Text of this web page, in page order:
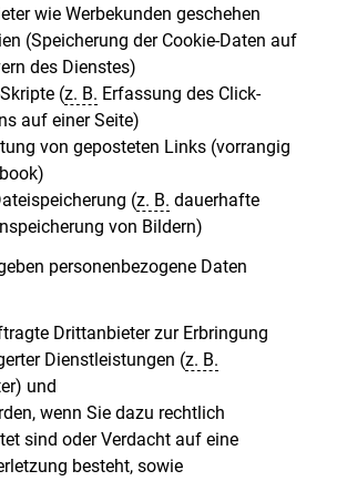
wie Werbekunden geschehen
(Speicherung der Cookie-Daten auf
des Dienstes)
(z. B. Erfassung des Click-
auf einer Seite)
von geposteten Links (vorrangig
(z. B. dauerhafte
von Bildern)
personenbezogene Daten
Drittanbieter zur Erbringung
Dienstleistungen (z. B.
und
wenn Sie dazu rechtlich
sind oder Verdacht auf eine
besteht, sowie